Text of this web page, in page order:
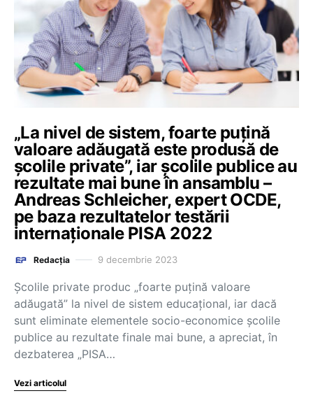
„La nivel de sistem, foarte puțină
valoare adăugată este produsă de
școlile private”, iar școlile publice au
rezultate mai bune în ansamblu –
Andreas Schleicher, expert OCDE,
pe baza rezultatelor testării
internaționale PISA 2022
Redacția 9 decembrie 2023
Școlile private produc „foarte puțină valoare
adăugată” la nivel de sistem educațional, iar dacă
sunt eliminate elementele socio-economice școlile
publice au rezultate finale mai bune, a apreciat, în
dezbaterea „PISA…
Vezi articolul